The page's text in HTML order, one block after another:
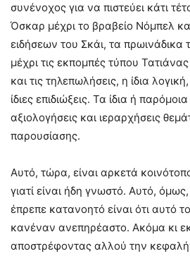
συνένοχος για να πιστεύει κάτι
Όσκαρ μέχρι το βραβείο Νόμπελ
ειδήσεων του Σκάι, τα πρωινάδικα
μέχρι τις εκπομπές τύπου
και τις τηλεπωλήσεις, η ίδια
ίδιες επιδιώξεις. Τα ίδια ή
αξιολογήσεις και ιεραρχήσεις
παρουσίασης.
Αυτό, τώρα, είναι αρκετά
γιατί είναι ήδη γνωστό. Αυτό,
έπρεπε κατανοητό είναι ότι αυτό
κανέναν ανεπηρέαστο. Ακόμα κι
αποστρέφοντας αλλού την